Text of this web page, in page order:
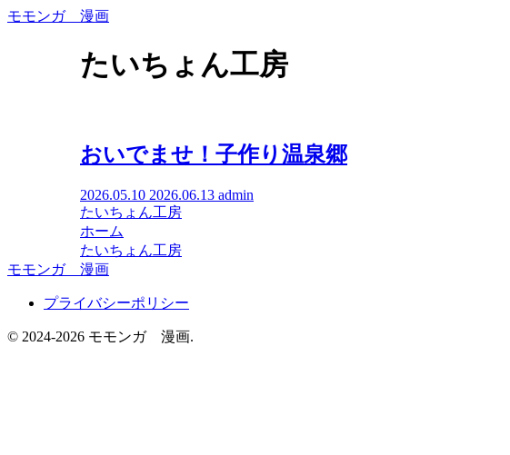
モモンガ 漫画
たいちょん工房
おいでませ！子作り温泉郷
2026.05.10 2026.06.13 admin
たいちょん工房
ホーム
たいちょん工房
モモンガ 漫画
プライバシーポリシー
© 2024-2026 モモンガ 漫画.